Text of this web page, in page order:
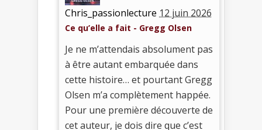
Chris_passionlecture 12 juin 2026
Ce qu’elle a fait - Gregg Olsen
Je ne m’attendais absolument pas
à être autant embarquée dans
cette histoire… et pourtant Gregg
Olsen m’a complètement happée.
Pour une première découverte de
cet auteur, je dois dire que c’est